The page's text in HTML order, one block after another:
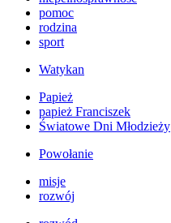
pomoc
rodzina
sport
Watykan
Papież
papież Franciszek
Światowe Dni Młodzieży
Powołanie
misje
rozwój